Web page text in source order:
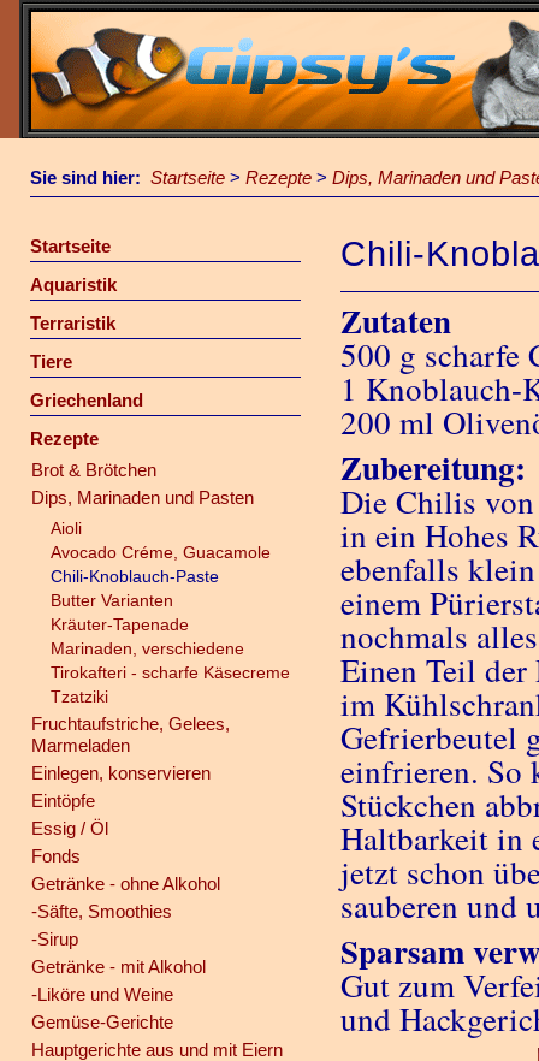
Sie sind hier: Startseite > Rezepte > Dips, Marinaden und
Startseite
Aquaristik
Terraristik
Tiere
Griechenland
Rezepte
Brot & Brötchen
Dips, Marinaden und Pasten
Aioli
Avocado Créme, Guacamole
Chili-Knoblauch-Paste
Butter Varianten
Kräuter-Tapenade
Marinaden, verschiedene
Tirokafteri - scharfe Käsecreme
Tzatziki
Fruchtaufstriche, Gelees,
Marmeladen
Einlegen, konservieren
Eintöpfe
Essig / Öl
Fonds
Getränke - ohne Alkohol
-Säfte, Smoothies
-Sirup
Getränke - mit Alkohol
-Liköre und Weine
Gemüse-Gerichte
Hauptgerichte aus und mit Eiern
Chili-
Zutaten
500 g scharfe
1 Knoblauch-
200 ml
Zubereitung:
Die Chilis
in ein Hohes
ebenfalls
einem
nochmals
Einen Teil der
im
Gefrierbeutel
einfrieren. So
Stückchen
Haltbarkeit in
jetzt schon
sauberen und
Sparsam
Gut zum
und